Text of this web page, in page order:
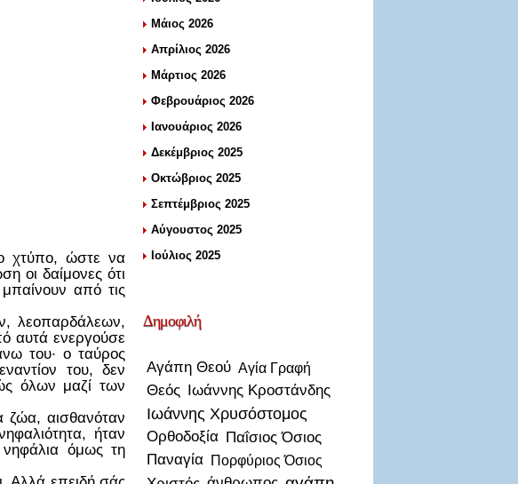
χτύπο, ώστε να
οι δαίμονες ότι
από τις
λεοπαρδάλεων,
αυτά ενεργούσε
του· ο ταύρος
του, δεν
όλων μαζί των
αισθανόταν
ήταν
όμως τη
Μάιος 2026
Απρίλιος 2026
Μάρτιος 2026
Φεβρουάριος 2026
Ιανουάριος 2026
Δεκέμβριος 2025
Οκτώβριος 2025
Σεπτέμβριος 2025
Αύγουστος 2025
Ιούλιος 2025
Δημοφιλή
Αγάπη Θεού Αγία Γραφή
Θεός Ιωάννης Κροστάνδης
Ιωάννης Χρυσόστομος
Ορθοδοξία Παΐσιος Όσιος
Παναγία Πορφύριος Όσιος